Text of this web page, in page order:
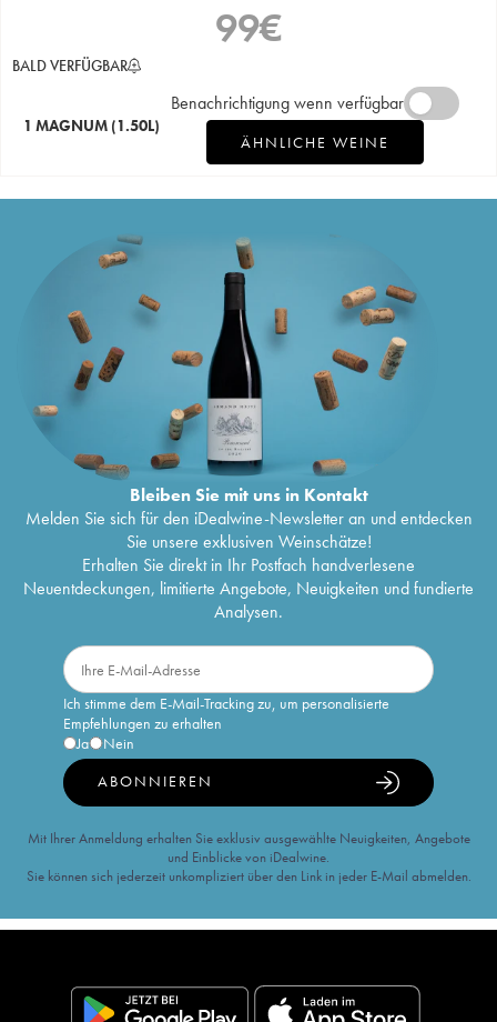
BALD VERFÜGBAR
99€
1 MAGNUM (1.50L)
Benachrichtigung wenn verfügbar
ÄHNLICHE WEINE
Bleiben Sie mit uns in Kontakt
Melden Sie sich für den iDealwine-Newsletter an und entdecken
Sie unsere exklusiven Weinschätze!
Erhalten Sie direkt in Ihr Postfach handverlesene
Neuentdeckungen, limitierte Angebote, Neuigkeiten und fundierte
Analysen.
Ich stimme dem E-Mail-Tracking zu, um personalisierte
Empfehlungen zu erhalten
Ja
Nein
ABONNIEREN
Mit Ihrer Anmeldung erhalten Sie exklusiv ausgewählte Neuigkeiten, Angebote
und Einblicke von iDealwine.
Sie können sich jederzeit unkompliziert über den Link in jeder E-Mail abmelden.